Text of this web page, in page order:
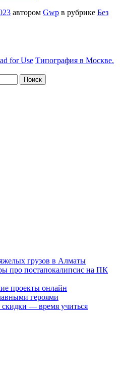
автором Gwp в рубрике Без
for Use Типография в Москве.
грузов в Алматы
про постапокалипсис на ПК
проекты онлайн
героями
— время учиться